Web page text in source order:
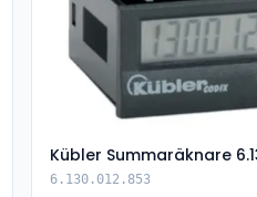
Kübler Summaräknare
6.130.012.853